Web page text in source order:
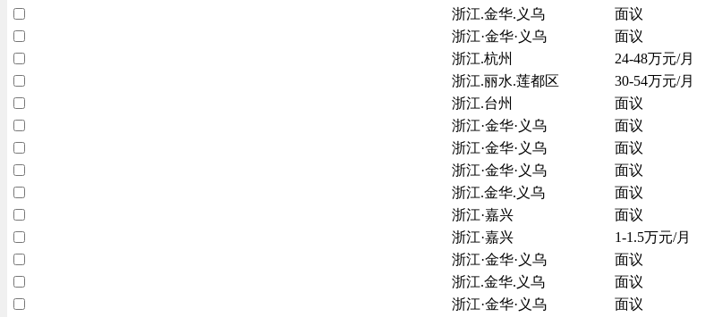
浙江.金华.义乌
面议
浙江·金华·义乌
面议
浙江.杭州
24-48万元/月
浙江.丽水.莲都区
30-54万元/月
浙江.台州
面议
浙江·金华·义乌
面议
浙江·金华·义乌
面议
浙江·金华·义乌
面议
浙江.金华.义乌
面议
浙江·嘉兴
面议
浙江·嘉兴
1-1.5万元/月
浙江·金华·义乌
面议
浙江.金华.义乌
面议
浙江·金华·义乌
面议